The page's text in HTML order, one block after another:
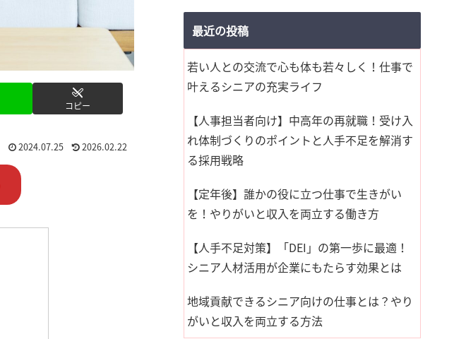
コピー
2024.07.25 2026.02.22
最近の投稿
若い人との交流で心も体も若々しく！仕事で
叶えるシニアの充実ライフ
【人事担当者向け】中高年の再就職！受け入
れ体制づくりのポイントと人手不足を解消す
る採用戦略
【定年後】誰かの役に立つ仕事で生きがい
を！やりがいと収入を両立する働き方
【人手不足対策】「DEI」の第一歩に最適！
シニア人材活用が企業にもたらす効果とは
地域貢献できるシニア向けの仕事とは？やり
がいと収入を両立する方法